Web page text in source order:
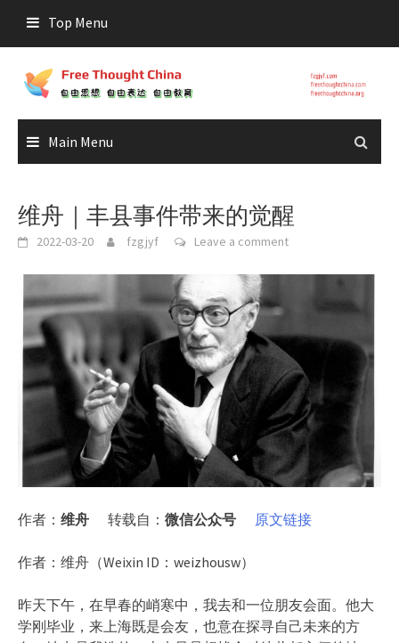
content
Top Menu
Main Menu
维舟｜丰县事件带来的觉醒
2022-03-20 fzgjyf Leave a comment
作者： 维舟 转载自： 微信公众号 原文链接
作者：维舟（Weixin ID：weizhousw）
昨天下午，在早春的峭寒中，我去和一位朋友会面。他大
学刚毕业，来上海既是会友，也意在探寻自己未来的方